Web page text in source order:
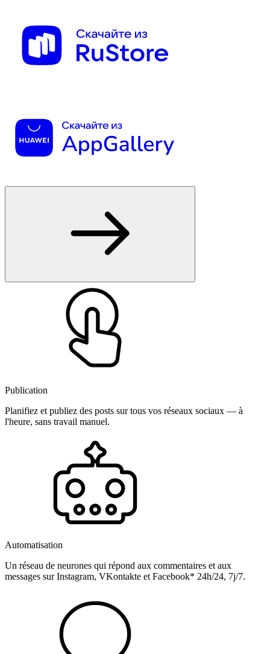
Publication
Planifiez et publiez des posts sur tous vos réseaux sociaux — à
l'heure, sans travail manuel.
Automatisation
Un réseau de neurones qui répond aux commentaires et aux
messages sur Instagram, VKontakte et Facebook* 24h/24, 7j/7.